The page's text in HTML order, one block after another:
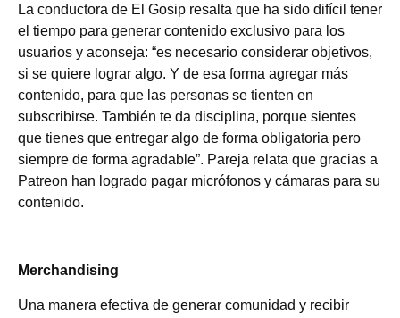
La conductora de El Gosip resalta que ha sido difícil tener
el tiempo para generar contenido exclusivo para los
usuarios y aconseja: “es necesario considerar objetivos,
si se quiere lograr algo. Y de esa forma agregar más
contenido, para que las personas se tienten en
subscribirse. También te da disciplina, porque sientes
que tienes que entregar algo de forma obligatoria pero
siempre de forma agradable”. Pareja relata que gracias a
Patreon han logrado pagar micrófonos y cámaras para su
contenido.
Merchandising
Una manera efectiva de generar comunidad y recibir